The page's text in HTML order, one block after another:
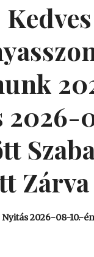
Kedves
Nyitás 2026-08-10.-